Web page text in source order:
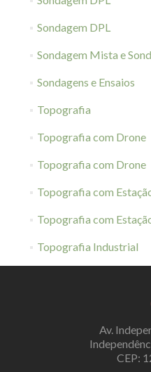
Sondagem DPL
Sondagem Mista e
Sondagens e Ensaios
Topografia
Topografia com Drone
Topografia com Drone
Topografia com
Topografia com
Topografia Industrial
Av.
CEP: